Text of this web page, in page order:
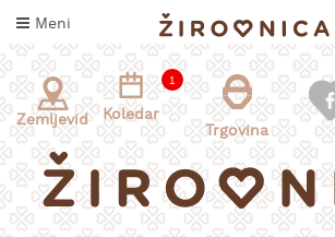
na
Meni
Zemljevid
1
Koledar
Trgovina